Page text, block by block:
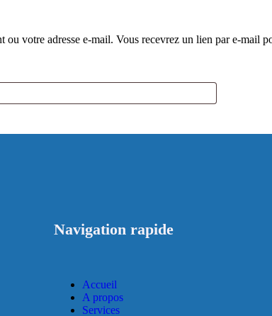
votre adresse e-mail. Vous recevrez un lien par e-mail
Navigation rapide
Accueil
A propos
Services